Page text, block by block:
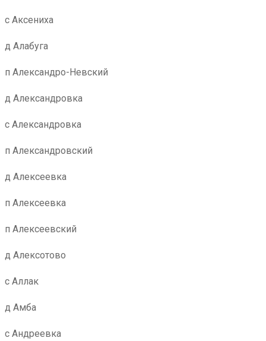
с Аксениха
д Алабуга
п Александро-Невский
д Александровка
с Александровка
п Александровский
д Алексеевка
п Алексеевка
п Алексеевский
д Алексотово
с Аллак
д Амба
с Андреевка